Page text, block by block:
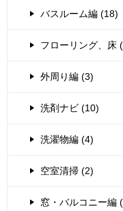
バスルーム編 (18)
フローリング、床
外周り編 (3)
洗剤ナビ (10)
洗濯物編 (4)
空室清掃 (2)
窓・バルコニー編